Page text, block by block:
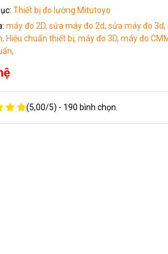
Thiết bị đo lường Mitutoyo
máy đo 2D, sửa máy đo 2d, sửa máy đo 3d,
Hiệu chuẩn thiết bị, máy đo 3D, máy đo
(5,00/5) - 190 bình chọn.